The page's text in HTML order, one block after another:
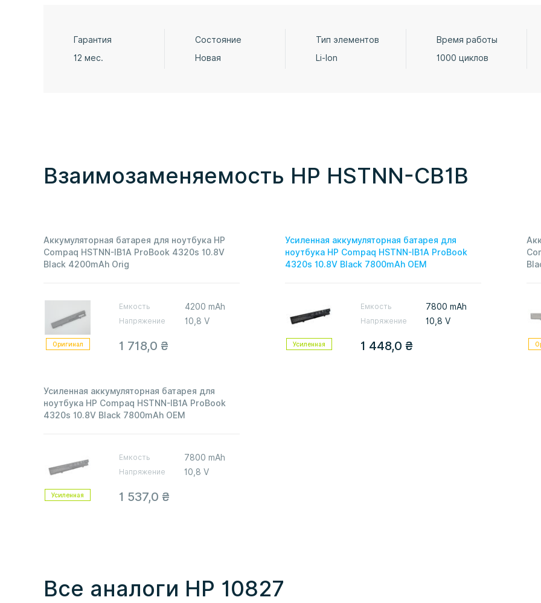
Гарантия
12 мес.
Состояние
Новая
Тип элементов
Li-Ion
Время работы
1000 циклов
Взаимозаменяемость HP HSTNN-CB1B
Аккумуляторная батарея для ноутбука HP
Compaq HSTNN-IB1A ProBook 4320s 10.8V
Black 4200mAh Orig
Оригинал
Емкость 4200 mAh
Напряжение 10,8 V
1 718,0 ₴
Усиленная аккумуляторная батарея для
ноутбука HP Compaq HSTNN-IB1A ProBook
4320s 10.8V Black 7800mAh OEM
Усиленная
Емкость 7800 mAh
Напряжение 10,8 V
1 448,0 ₴
Усиленная аккумуляторная батарея для
ноутбука HP Compaq HSTNN-IB1A ProBook
4320s 10.8V Black 7800mAh OEM
Усиленная
Емкость 7800 mAh
Напряжение 10,8 V
1 537,0 ₴
Все аналоги HP 10827